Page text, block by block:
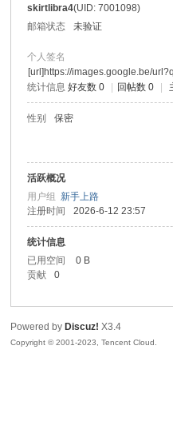
skirtlibra4(UID: 7001098)
邮箱状态
未验证
个人签名
[url]https://images.google.be/
统计信息 好友数 0 回帖数 0
性别 保密
活跃概况
用户组新手上路
注册时间
2026-6-12 23:57
统计信息
已用空间
0 B
贡献
0
Powered by Discuz! X3.4
Copyright © 2001-2023, Tencent Cloud.